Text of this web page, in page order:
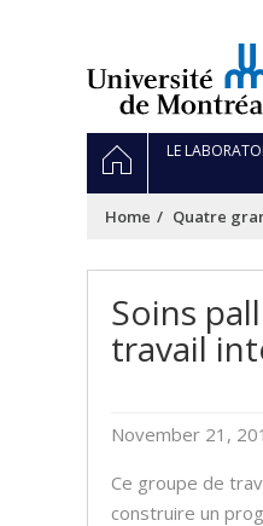
Navigation
principale
HOMELE
Home Quatre
Soins
travail
November 21,
Ce groupe de
construire un